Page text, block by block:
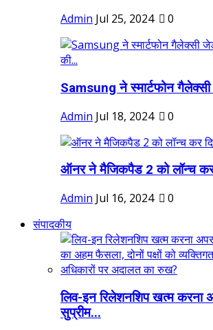
Admin Jul 25, 2024 0
Samsung ने स्मार्टफोन
Admin Jul 18, 2024 0
ऑनर ने मैजिकपैड 2 को लॉन्च कर
Admin Jul 16, 2024
0
संपादकीय
लिव-इन रिलेशनशिप खत्म करना
सुप्रीम...